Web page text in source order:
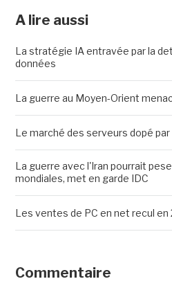
A lire aussi
La stratégie IA entravée par la
données
La guerre au Moyen-Orient
Le marché des serveurs dopé par
La guerre avec l'Iran pourrait
mondiales, met en garde IDC
Les ventes de PC en net recul en
Commentaire